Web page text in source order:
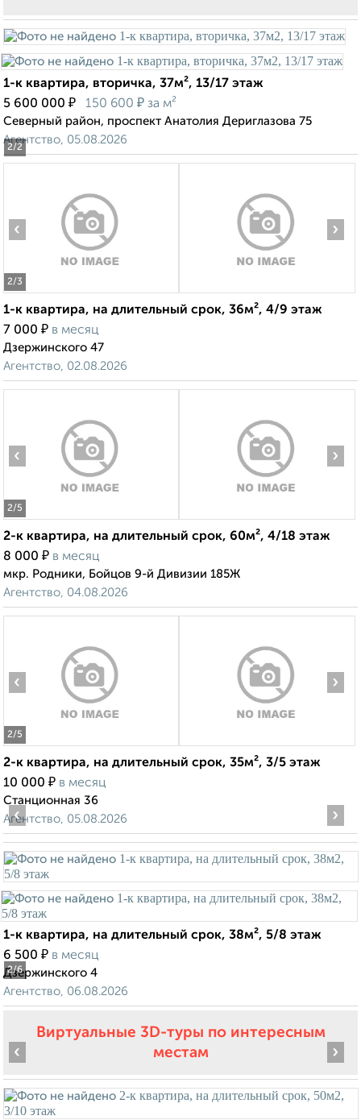
2/2
1-к квартира, вторичка, 37м², 13/17 этаж
5 600 000 ₽ 150 600 ₽ за м²
Северный район, проспект Анатолия Дериглазова 75
Агентство, 05.08.2026
2/3
‹ ›
1-к квартира, на длительный срок, 36м², 4/9 этаж
7 000 ₽ в месяц
Дзержинского 47
Агентство, 02.08.2026
2/5
‹ ›
2-к квартира, на длительный срок, 60м², 4/18 этаж
8 000 ₽ в месяц
мкр. Родники, Бойцов 9-й Дивизии 185Ж
Агентство, 04.08.2026
2/5
‹ ›
2-к квартира, на длительный срок, 35м², 3/5 этаж
10 000 ₽ в месяц
Станционная 36
Агентство, 05.08.2026
2/6
‹ ›
1-к квартира, на длительный срок, 38м², 5/8 этаж
6 500 ₽ в месяц
Дзержинского 4
Агентство, 06.08.2026
Виртуальные 3D-туры по интересным
местам
‹ ›